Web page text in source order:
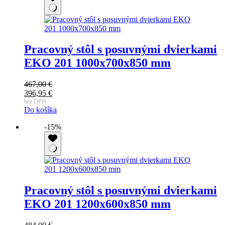
Pracovný stôl s posuvnými dvierkami
EKO 201 1000x700x850 mm
467,00€
Pôvodná
cena
bola:
396,95 €
Aktuálna
cena
396,95 €.
bez DPH
Do košíka
-15%
Pracovný stôl s posuvnými dvierkami
EKO 201 1200x600x850 mm